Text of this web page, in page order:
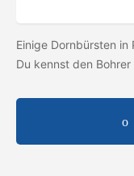
Einige Dornbürsten in
Du kennst den